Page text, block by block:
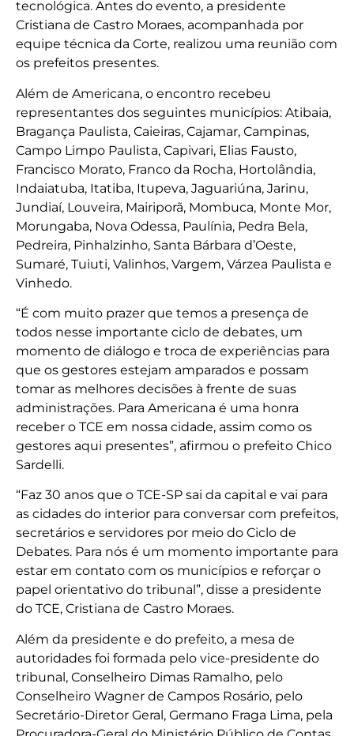
tecnológica. Antes do evento, a presidente
Cristiana de Castro Moraes, acompanhada por
equipe técnica da Corte, realizou uma reunião com
os prefeitos presentes.
Além de Americana, o encontro recebeu
representantes dos seguintes municípios: Atibaia,
Bragança Paulista, Caieiras, Cajamar, Campinas,
Campo Limpo Paulista, Capivari, Elias Fausto,
Francisco Morato, Franco da Rocha, Hortolândia,
Indaiatuba, Itatiba, Itupeva, Jaguariúna, Jarinu,
Jundiaí, Louveira, Mairiporã, Mombuca, Monte Mor,
Morungaba, Nova Odessa, Paulínia, Pedra Bela,
Pedreira, Pinhalzinho, Santa Bárbara d’Oeste,
Sumaré, Tuiuti, Valinhos, Vargem, Várzea Paulista e
Vinhedo.
“É com muito prazer que temos a presença de
todos nesse importante ciclo de debates, um
momento de diálogo e troca de experiências para
que os gestores estejam amparados e possam
tomar as melhores decisões à frente de suas
administrações. Para Americana é uma honra
receber o TCE em nossa cidade, assim como os
gestores aqui presentes”, afirmou o prefeito Chico
Sardelli.
“Faz 30 anos que o TCE-SP sai da capital e vai para
as cidades do interior para conversar com prefeitos,
secretários e servidores por meio do Ciclo de
Debates. Para nós é um momento importante para
estar em contato com os municípios e reforçar o
papel orientativo do tribunal”, disse a presidente
do TCE, Cristiana de Castro Moraes.
Além da presidente e do prefeito, a mesa de
autoridades foi formada pelo vice-presidente do
tribunal, Conselheiro Dimas Ramalho, pelo
Conselheiro Wagner de Campos Rosário, pelo
Secretário-Diretor Geral, Germano Fraga Lima, pela